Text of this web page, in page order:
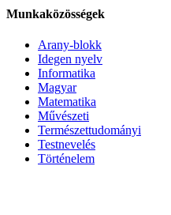
Munkaközösségek
Arany-blokk
Idegen nyelv
Informatika
Magyar
Matematika
Művészeti
Természettudományi
Testnevelés
Történelem